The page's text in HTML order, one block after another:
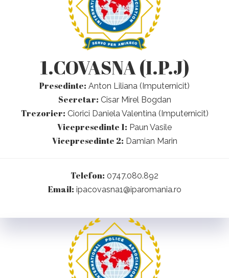
1.COVASNA (I.P.J)
Presedinte: Anton Liliana (Imputernicit)
Secretar: Cisar Mirel Bogdan
Trezorier: Ciorici Daniela Valentina (Imputernicit)
Vicepresedinte 1: Paun Vasile
Vicepresedinte 2: Damian Marin
Telefon: 0747.080.892
Email: ipacovasna1@iparomania.ro